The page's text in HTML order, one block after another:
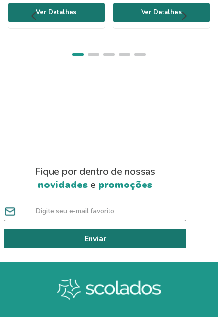
Fique por dentro de nossas
novidades e promoções
Enviar